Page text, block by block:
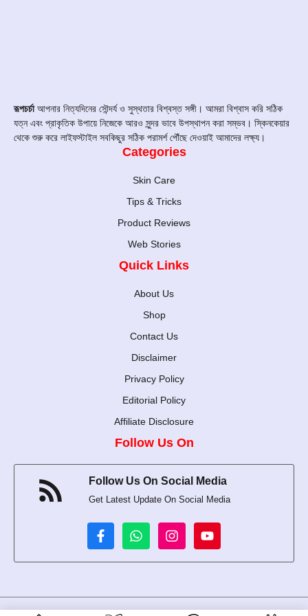
রূপচর্চাআপনার নিত্যদিনের সৌন্দর্য ও সুস্থতার বিশ্বস্ত সঙ্গী। আমরা বিশ্বাস করি সঠিক
যত্ন এবং প্রাকৃতিক উপায়ে নিজেকে আরও সুন্দর ভাবে উপস্থাপন করা সম্ভব। স্কিনকেয়ার
থেকে শুরু করে লাইফস্টাইল সবকিছুর সঠিক পরামর্শ পৌঁছে দেওয়াই আমাদের লক্ষ্য।
Categories
Skin Care
Tips & Tricks
Product Reviews
Web Stories
Quick Links
About Us
Shop
Contact Us
Disclaimer
Privacy Policy
Editorial Policy
Affiliate Disclosure
Follow Us On
Follow Us On Social Media
Get Latest Update On Social Media